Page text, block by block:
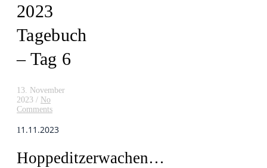
2023
Tagebuch
– Tag 6
13. November
2023 / No
Comments
1 1.11.2023
Hoppeditzerwachen…